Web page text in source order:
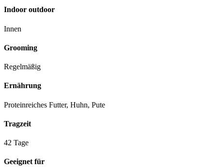
Indoor outdoor
Innen
Grooming
Regelmäßig
Ernährung
Proteinreiches Futter, Huhn, Pute
Tragzeit
42 Tage
Geeignet für